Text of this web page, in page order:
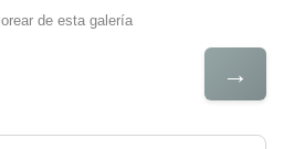
de esta galería
→